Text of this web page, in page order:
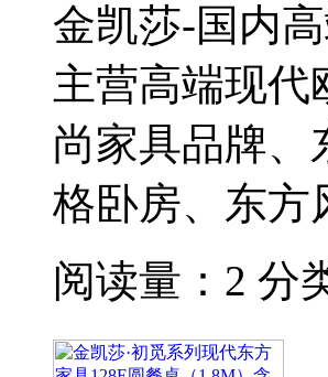
金凯莎-国内
主营高端现代
尚家具品牌、
格卧房、东方
阅读量：2 分